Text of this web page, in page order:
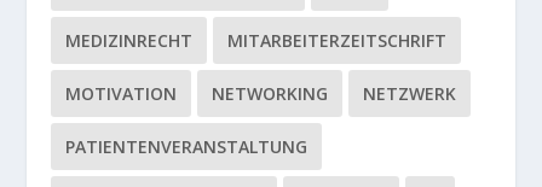
MEDIZINRECHT MITARBEITERZEITSCHRIFT
MOTIVATION NETWORKING NETZWERK
PATIENTENVERANSTALTUNG